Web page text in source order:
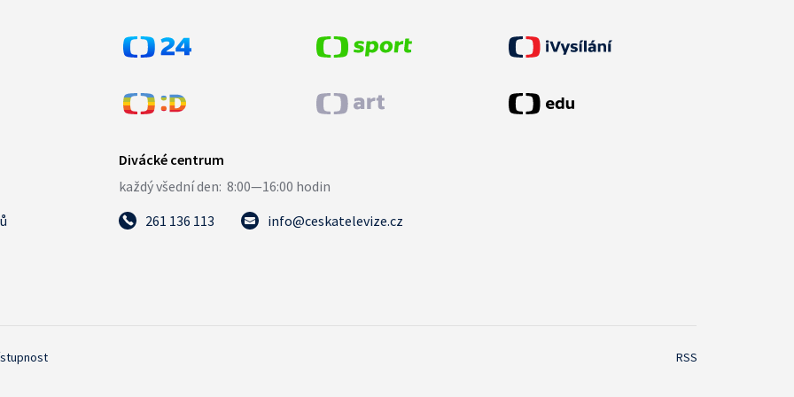
261 136 113 info@ceskatelevize.cz
RSS